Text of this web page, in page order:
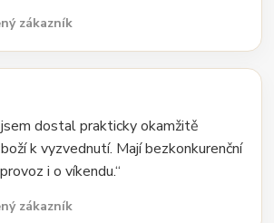
zákazník
dostal prakticky okamžitě
k vyzvednutí. Mají bezkonkurenční
i o víkendu.“
zákazník